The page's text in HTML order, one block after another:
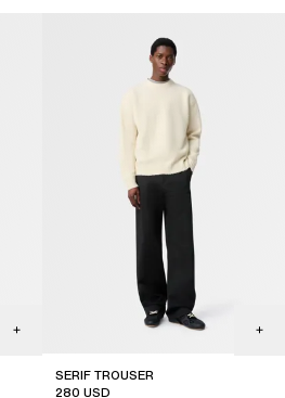
SERIF TROUSER
280 USD